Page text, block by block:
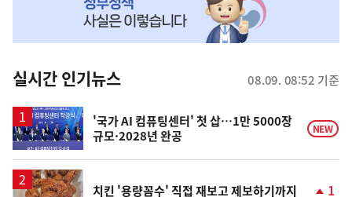
뉴
스
실시간 인기뉴스 08.09. 08:52 기준
'국가 AI 컴퓨팅센터' 첫 삽…1만 5000장
규모·2028년 완공
NEW
치킨 '용량꼼수' 직접 재보고 제보하기까지 1